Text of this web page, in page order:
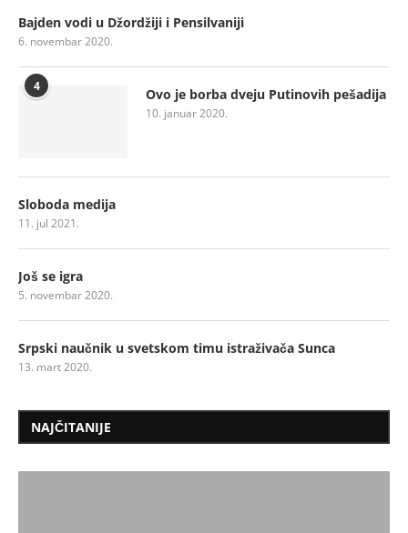
Bajden vodi u Džordžiji i Pensilvaniji
6. novembar 2020.
4 Ovo je borba dveju Putinovih pešadija
10. januar 2020.
Sloboda medija
11. jul 2021.
Još se igra
5. novembar 2020.
Srpski naučnik u svetskom timu istraživača Sunca
13. mart 2020.
NAJČITANIJE